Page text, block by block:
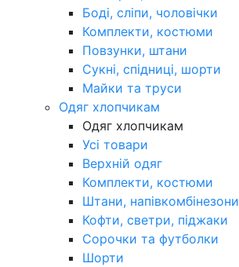
Боді, сліпи, чоловічки
Комплекти, костюми
Повзунки, штани
Сукні, спідниці, шорти
Майки та труси
Одяг хлопчикам
Одяг хлопчикам
Усі товари
Верхній одяг
Комплекти, костюми
Штани, напівкомбінезони
Кофти, светри, піджаки
Сорочки та футболки
Шорти